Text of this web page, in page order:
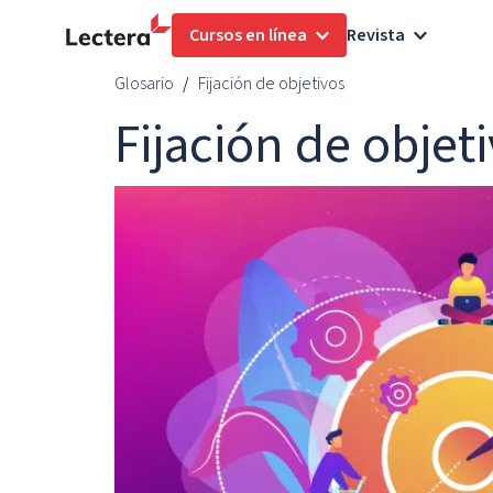
Cursos en línea
Revista
Glosario
Fijación de objetivos
Fijación de